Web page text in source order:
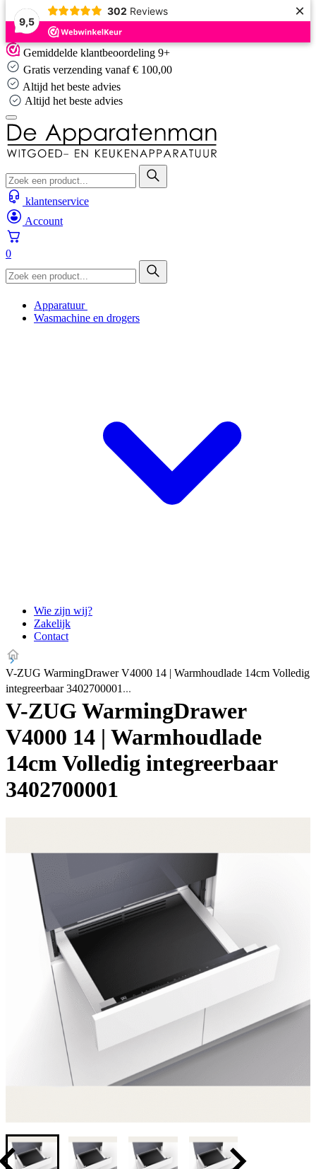
9,5
302 Reviews ×
Skip
to
content
Gemiddelde klantbeoordeling 9+
Gratis verzending vanaf € 100,00
Altijd het beste advies
Altijd het beste advies
klantenservice
Account
0
Apparatuur
Wasmachine en drogers
Wie zijn wij?
Zakelijk
Contact
V-ZUG WarmingDrawer V4000 14 | Warmhoudlade 14cm Volledig
integreerbaar 3402700001
V-ZUG WarmingDrawer
V4000 14 | Warmhoudlade
14cm Volledig integreerbaar
3402700001